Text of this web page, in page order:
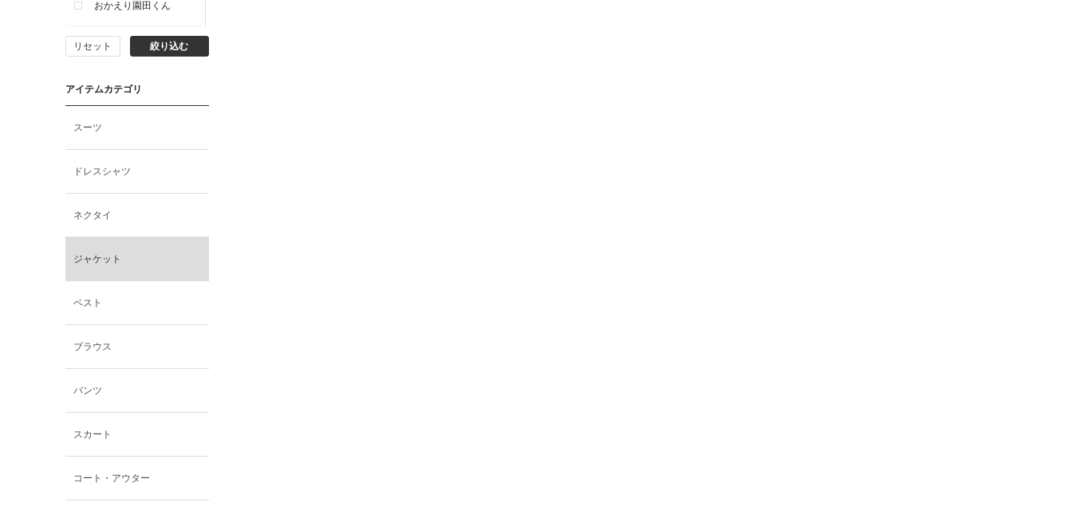
おかえり園田くん
ビー・エー・ジー
イヴィスト
ン
西脇シリーズ
小泉革店
シャミー
パーソンズジーンズ
ファインデーション
ローズペッシュ / パル
モンド
リセット 絞り込む
アイテムカテゴリ
スーツ
ドレスシャツ
ネクタイ
ジャケット
ベスト
ブラウス
パンツ
スカート
コート・アウター